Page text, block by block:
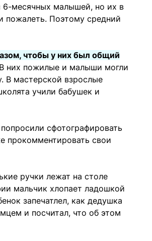
6-месячных малышей, но их в
пожалеть. Поэтому средний
чтобы у них был общий
В них пожилые и малыши могли
В мастерской взрослые
учили бабушек и
сфотографировать
прокомментировать свои
ручки лежат на столе
мальчик хлопает ладошкой
запечатлел, как дедушка
и посчитал, что об этом